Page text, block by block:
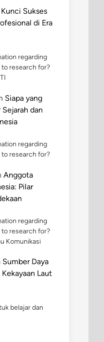
Sukses
di Era
regarding
research for?
Siapa yang
dan
regarding
research for?
Anggota
Pilar
regarding
research for?
Komunikasi
Sumber Daya
Laut
belajar dan